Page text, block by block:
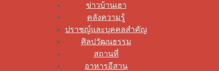
ข่าวบ้านเฮา
คลังความรู้
ปราชญ์และบุคคลสำคัญ
ศิลปวัฒนธรรม
สถานที่
อาหารอีสาน